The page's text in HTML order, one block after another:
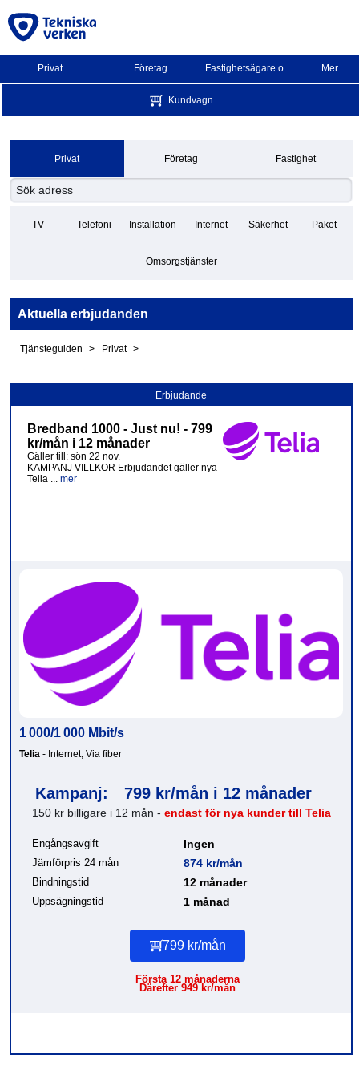
Privat Företag Fastighetsägare och BRF Mer
Kundvagn
Privat Företag Fastighet
TV Telefoni Installation Internet Säkerhet Paket
Omsorgstjänster
Aktuella erbjudanden
Tjänsteguiden Privat
Erbjudande
Bredband 1000 - Just nu! - 799
kr/mån i 12 månader
Gäller till: sön 22 nov.
KAMPANJ VILLKOR Erbjudandet gäller nya
Telia ... mer
1 000/1 000 Mbit/s
Telia - Internet, Via fiber
Kampanj: 799 kr/mån i 12 månader
150 kr billigare i 12 mån - endast för nya kunder till Telia
Engångsavgift Ingen
Jämförpris 24 mån 874 kr/mån
Bindningstid 12 månader
Uppsägningstid 1 månad
799 kr/mån
Första 12 månaderna
Därefter 949 kr/mån